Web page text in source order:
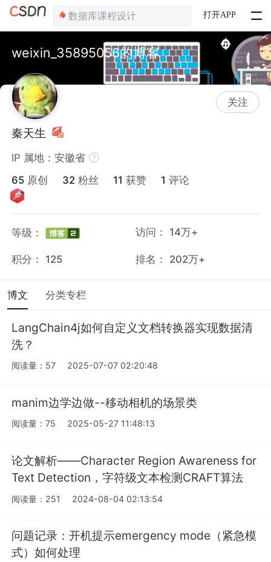
打开APP
weixin_35895056的博客
关注
秦天生
IP 属地：安徽省
65 原创 32 粉丝 11 获赞 1 评论
等级： 访问： 14万+
积分： 125 排名： 202万+
博文 分类专栏
LangChain4j如何自定义文档转换器实现数据清
洗？
阅读量：57 2025-07-07 02:20:48
manim边学边做--移动相机的场景类
阅读量：75 2025-05-27 11:48:13
论文解析——Character Region Awareness for
Text Detection，字符级文本检测CRAFT算法
阅读量：251 2024-08-04 02:13:54
问题记录：开机提示emergency mode（紧急模
式）如何处理